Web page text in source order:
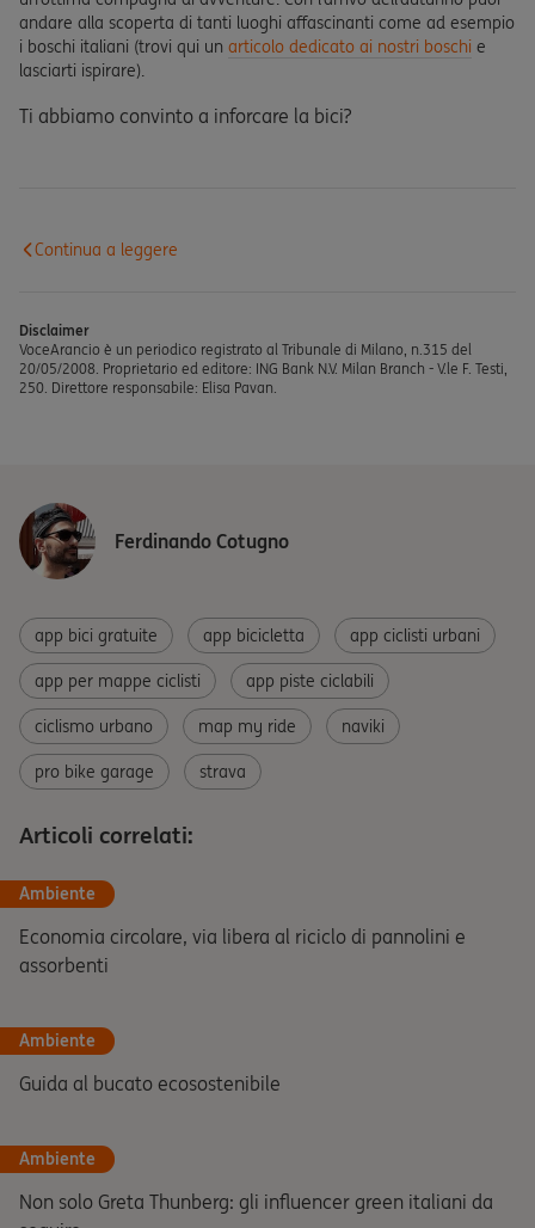
andare alla scoperta di tanti luoghi affascinanti come ad esempio
i boschi italiani (trovi qui un articolo dedicato ai nostri boschi e
lasciarti ispirare).
Ti abbiamo convinto a inforcare la bici?
Continua a leggere
Disclaimer
VoceArancio è un periodico registrato al Tribunale di Milano, n.315 del
20/05/2008. Proprietario ed editore: ING Bank N.V. Milan Branch - V.le F. Testi,
250. Direttore responsabile: Elisa Pavan.
Ferdinando Cotugno
app bici gratuite app bicicletta app ciclisti urbani
app per mappe ciclisti app piste ciclabili
ciclismo urbano map my ride naviki
pro bike garage strava
Articoli correlati:
Ambiente
Economia circolare, via libera al riciclo di pannolini e
assorbenti
Ambiente
Guida al bucato ecosostenibile
Ambiente
Non solo Greta Thunberg: gli influencer green italiani da